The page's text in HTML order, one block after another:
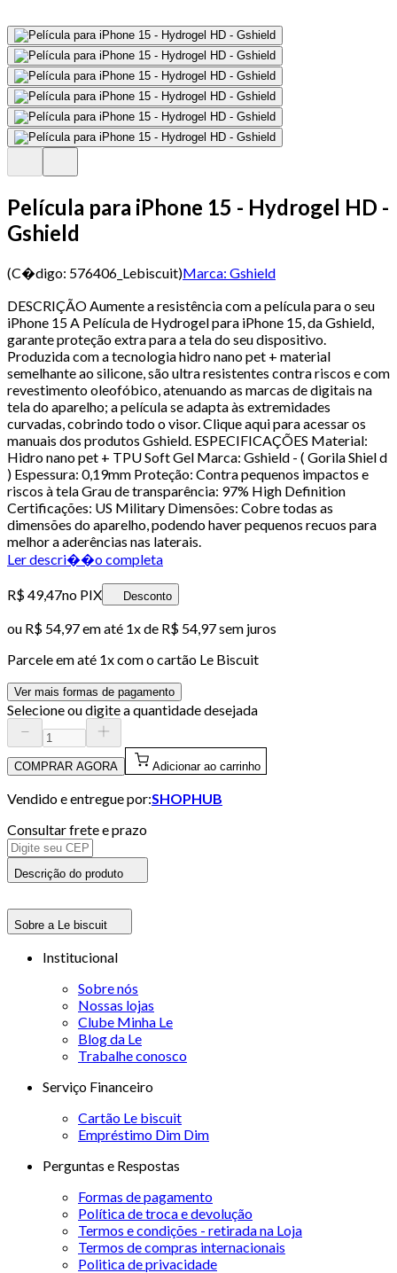
Película para iPhone 15 - Hydrogel HD -
Gshield
(C�digo: 576406_Lebiscuit)Marca: Gshield
DESCRIÇÃO Aumente a resistência com a película para o seu
iPhone 15 A Película de Hydrogel para iPhone 15, da Gshield,
garante proteção extra para a tela do seu dispositivo.
Produzida com a tecnologia hidro nano pet + material
semelhante ao silicone, são ultra resistentes contra riscos e com
revestimento oleofóbico, atenuando as marcas de digitais na
tela do aparelho; a película se adapta às extremidades
curvadas, cobrindo todo o visor. Clique aqui para acessar os
manuais dos produtos Gshield. ESPECIFICAÇÕES Material:
Hidro nano pet + TPU Soft Gel Marca: Gshield - ( Gorila Shiel d
) Espessura: 0,19mm Proteção: Contra pequenos impactos e
riscos à tela Grau de transparência: 97% High Definition
Certificações: US Military Dimensões: Cobre todas as
dimensões do aparelho, podendo haver pequenos recuos para
melhor a aderências nas laterais.
Ler descri��o completa
R$ 49,47no PIX Desconto
ou R$ 54,97em até 1x de R$ 54,97sem juros
Parcele em até 1x com o cartão Le Biscuit
Ver mais formas de pagamento
Selecione ou digite a quantidade desejada
COMPRAR AGORA Adicionar ao carrinho
Vendido e entregue por:SHOPHUB
Consultar frete e prazo
Descrição do produto
Sobre a Le biscuit
Institucional
Sobre nós
Nossas lojas
Clube Minha Le
Blog da Le
Trabalhe conosco
Serviço Financeiro
Cartão Le biscuit
Empréstimo Dim Dim
Perguntas e Respostas
Formas de pagamento
Política de troca e devolução
Termos e condições - retirada na Loja
Termos de compras internacionais
Politica de privacidade